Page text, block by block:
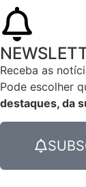
Receba as
Pode escolher
destaques, da